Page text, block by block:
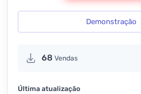
Demonstração
68 Vendas
Última atualização